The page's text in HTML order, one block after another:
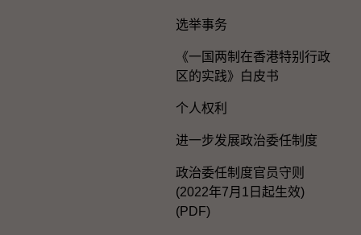
选举事务
《一国两制在香港特别行政
区的实践》白皮书
个人权利
进一步发展政治委任制度
政治委任制度官员守则
(2022年7月1日起生效)
(PDF)